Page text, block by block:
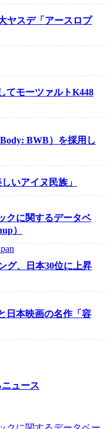
ヤスデ「アースロプ
てモーツァルトK448
BWB）を採用し
いアイヌ民族」
クに関するデータベ
）
グ、日本30位に上昇
日本映画の名作「容
ュース